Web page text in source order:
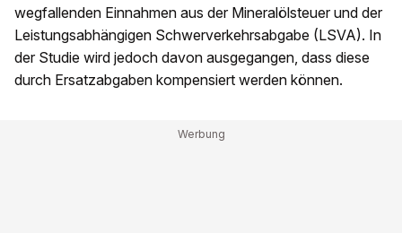
wegfallenden Einnahmen aus der Mineralölsteuer und der
Leistungsabhängigen Schwerverkehrsabgabe (LSVA). In
der Studie wird jedoch davon ausgegangen, dass diese
durch Ersatzabgaben kompensiert werden können.